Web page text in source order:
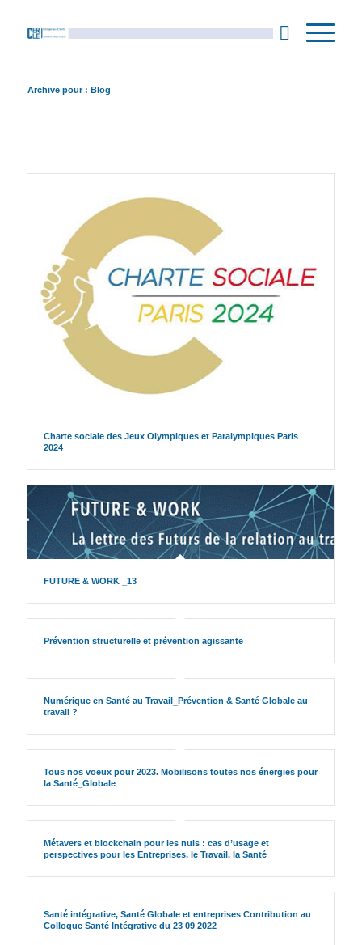
Archive pour : Blog
Charte sociale des Jeux Olympiques et Paralympiques Paris
2024
FUTURE & WORK _13
Prévention structurelle et prévention agissante
Numérique en Santé au Travail_Prévention & Santé Globale au
travail ?
Tous nos voeux pour 2023. Mobilisons toutes nos énergies pour
la Santé_Globale
Métavers et blockchain pour les nuls : cas d’usage et
perspectives pour les Entreprises, le Travail, la Santé
Santé intégrative, Santé Globale et entreprises Contribution au
Colloque Santé Intégrative du 23 09 2022